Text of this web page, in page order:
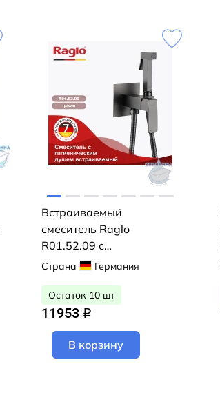
Встраиваемый
смеситель Raglo
R01.52.09 с
гигиеническим душем
Страна Германия
Остаток 10 шт
11953 q
В корзину